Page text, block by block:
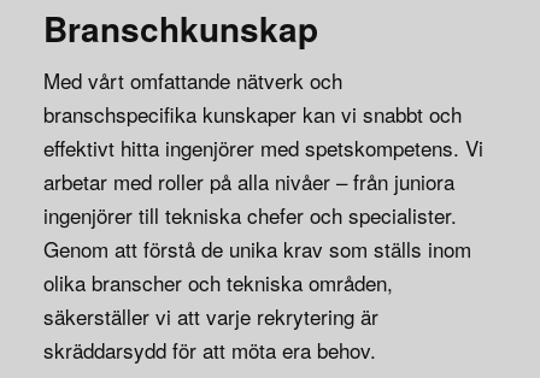
Branschkunskap
Med vårt omfattande nätverk och
branschspecifika kunskaper kan vi snabbt och
effektivt hitta ingenjörer med spetskompetens. Vi
arbetar med roller på alla nivåer – från juniora
ingenjörer till tekniska chefer och specialister.
Genom att förstå de unika krav som ställs inom
olika branscher och tekniska områden,
säkerställer vi att varje rekrytering är
skräddarsydd för att möta era behov.